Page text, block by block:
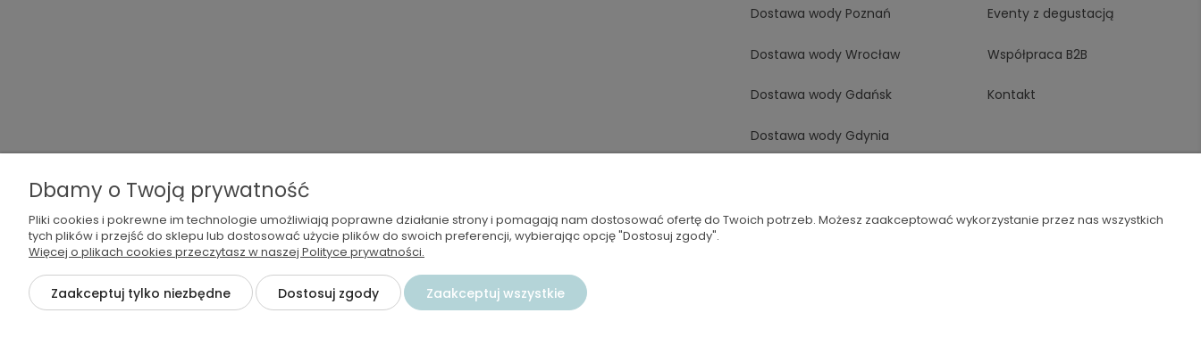
Dostawa wody Poznań
Dostawa wody Wrocław
Dostawa wody Gdańsk
Dostawa wody Gdynia
Dostawa wody Szczecin
Eventy z degustacją
Współpraca B2B
Kontakt
Dbamy o Twoją prywatność
Pliki cookies i pokrewne im technologie umożliwiają poprawne działanie strony i pomagają nam dostosować ofertę do Twoich potrzeb. Możesz zaakceptować wykorzystanie przez nas wszystkich
tych plików i przejść do sklepu lub dostosować użycie plików do swoich preferencji, wybierając opcję "Dostosuj zgody".
Więcej o plikach cookies przeczytasz w naszej Polityce prywatności.
Zaakceptuj tylko niezbędne Dostosuj zgody Zaakceptuj wszystkie